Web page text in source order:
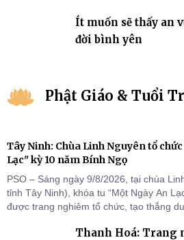
Ít muốn sẽ thấy an
đời bình yên
Phật Giáo & Tuổi
Tây Ninh: Chùa Linh Nguyên tổ
Lạc" kỳ 10 năm Bính Ngọ
PSO – Sáng ngày 9/8/2026, tại chùa
tỉnh Tây Ninh), khóa tu “Một Ngày An
được trang nghiêm tổ chức, tạo thắng
Thanh Hoá: Trang